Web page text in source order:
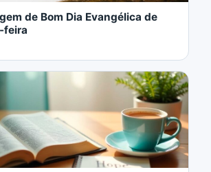
de Bom Dia Evangélica de
feira